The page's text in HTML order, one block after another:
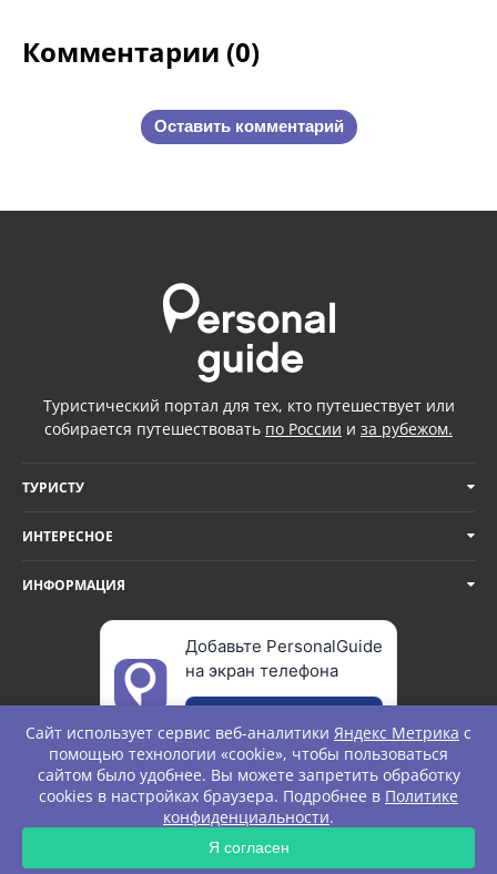
Комментарии (0)
Оставить комментарий
Туристический портал для тех, кто путешествует или
собирается путешествовать по России и за рубежом.
ТУРИСТУ
ИНТЕРЕСНОЕ
ИНФОРМАЦИЯ
Добавьте PersonalGuide
на экран телефона
© Personal Guide. All rights Reserved.
Сайт использует сервис веб-аналитики Яндекс Метрика с
помощью технологии «cookie», чтобы пользоваться
сайтом было удобнее. Вы можете запретить обработку
cookies в настройках браузера. Подробнее в Политике
конфиденциальности.
Я согласен
ЗАПРОС